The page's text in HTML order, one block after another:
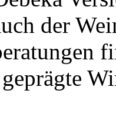
der